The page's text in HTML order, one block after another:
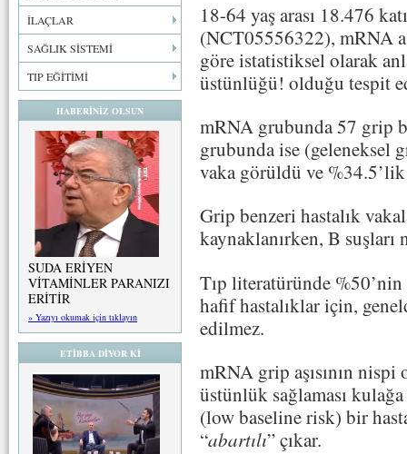
İLAÇLAR
SAĞLIK SİSTEMİ
TIP EĞİTİMİ
HABERİNİZ OLSUN
SUDA ERİYEN
VİTAMİNLER PARANIZI
ERİTİR
» Yazıyı okumak için tıklayın
ETİBBA DİYOR Kİ
18-64 yaş arası 18.476
(NCT05556322), mRNA
göre istatistiksel olarak
üstünlüğü! olduğu tespit
mRNA grubunda 57 grip
grubunda ise (geleneksel
vaka görüldü ve
Grip benzeri hastalık
kaynaklanırken, B
Tıp literatüründe
hafif hastalıklar için,
edilmez.
mRNA grip aşısının nispi
üstünlük sağlaması
(low baseline risk) bir
“abartılı” çıkar.